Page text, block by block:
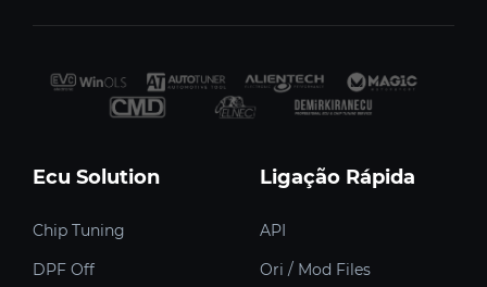
Ecu Solution
Chip Tuning
DPF Off
Ligação Rápida
API
Ori / Mod Files